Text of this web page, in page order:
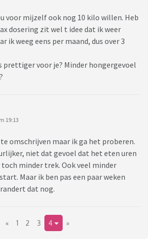
voor mijzelf ook nog 10 kilo willen. Heb
dosering zit wel t idee dat ik weer
ik weeg eens per maand, dus over 3
prettiger voor je? Minder hongergevoel
19:13
omschrijven maar ik ga het proberen.
niet dat gevoel dat het eten uren
toch minder trek. Ook veel minder
Maar ik ben pas een paar weken
dat nog.
« 1 2 3 4 »